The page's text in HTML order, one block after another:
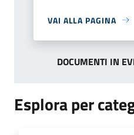
VAI ALLA PAGINA
DOCUMENTI IN
Esplora per